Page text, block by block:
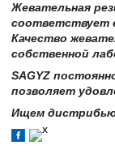
Жевательная
соответствует
Качество
собственной
SAGYZ
позволяет
Ищем